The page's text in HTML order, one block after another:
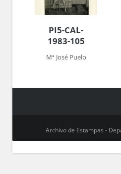
PI5-CAL-
1983-105
Mª José Puelo
Archivo de Estampas -